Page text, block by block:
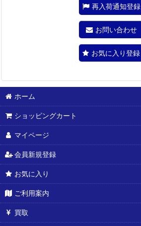
再入荷通知登録
お問い合わせ
お気に入り登録
ホーム
ショッピングカート
マイページ
会員新規登録
お気に入り
ご利用案内
買取